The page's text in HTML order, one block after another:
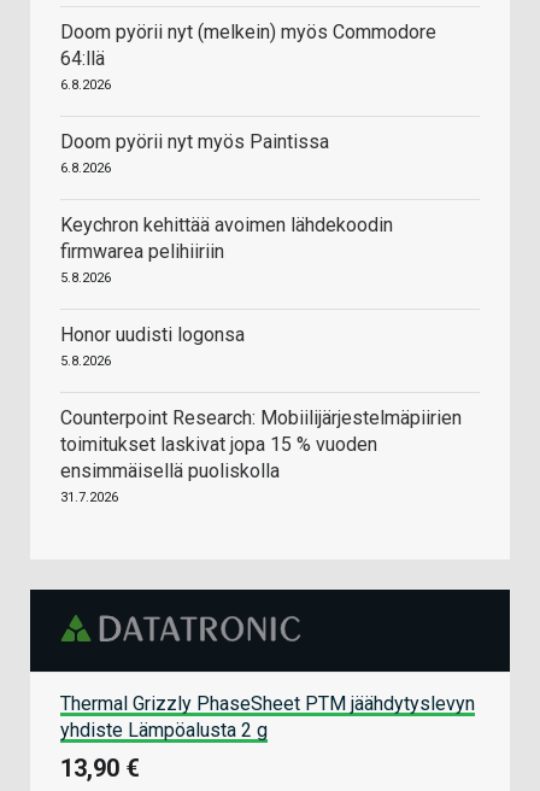
Doom pyörii nyt (melkein) myös Commodore
64:llä
6.8.2026
Doom pyörii nyt myös Paintissa
6.8.2026
Keychron kehittää avoimen lähdekoodin
firmwarea pelihiiriin
5.8.2026
Honor uudisti logonsa
5.8.2026
Counterpoint Research: Mobiilijärjestelmäpiirien
toimitukset laskivat jopa 15 % vuoden
ensimmäisellä puoliskolla
31.7.2026
Thermal Grizzly PhaseSheet PTM jäähdytyslevyn
yhdiste Lämpöalusta 2 g
13,90 €